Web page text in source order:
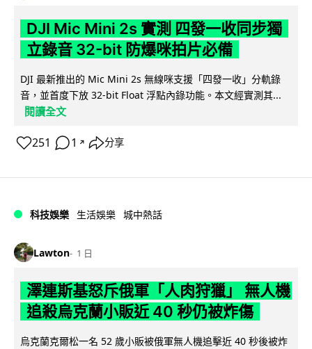
DJI Mic Mini 2s 實測 四發一收同步獨
立錄音 32-bit 防爆咪拍片必備
DJI 最新推出的 Mic Mini 2s 無線咪支援「四發一收」分軌錄
音，並首度下放 32-bit Float 浮點內錄功能。本文經實測其...
閱讀全文
251 1 ↗ 分享
科技娛樂 生活娛樂 城中熱話
Lawton 1 日
澤連斯基怒斥俄軍「人肉狩獵」 無人機
追殺烏克蘭小販近 40 秒仍被炸傷
烏克蘭克爾松一名 52 歲小販被俄軍無人機追擊近 40 秒後被炸